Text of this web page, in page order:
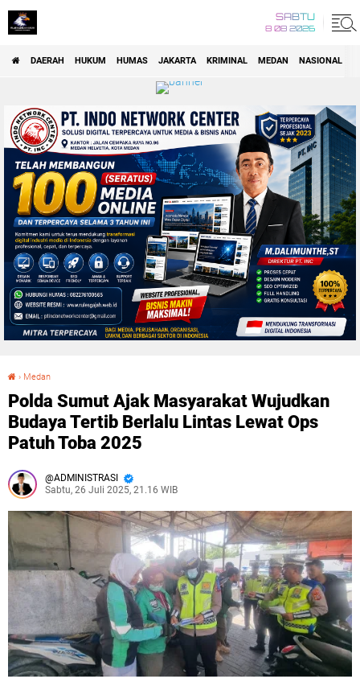
SABTU
8 08 2026
DAERAH HUKUM HUMAS JAKARTA KRIMINAL MEDAN NASIONAL
› Medan
Polda Sumut Ajak Masyarakat Wujudkan
Budaya Tertib Berlalu Lintas Lewat Ops
Patuh Toba 2025
ADMINISTRASI
Sabtu, 26 Juli 2025, 21.16 WIB